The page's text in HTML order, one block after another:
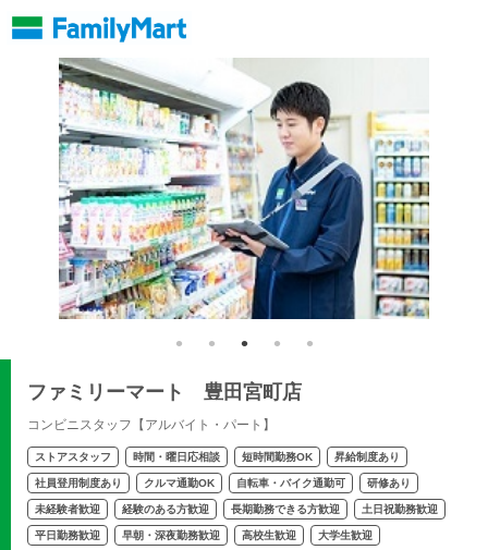
ファミリーマート 豊田宮町店
コンビニスタッフ【アルバイト・パート】
ストアスタッフ 時間・曜日応相談 短時間勤務OK 昇給制度あり
社員登用制度あり クルマ通勤OK 自転車・バイク通勤可 研修あり
未経験者歓迎 経験のある方歓迎 長期勤務できる方歓迎 土日祝勤務歓迎
平日勤務歓迎 早朝・深夜勤務歓迎 高校生歓迎 大学生歓迎